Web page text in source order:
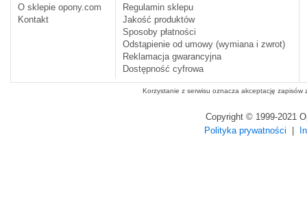
O sklepie opony.com
Kontakt
Regulamin sklepu
Jakość produktów
Sposoby płatności
Odstąpienie od umowy (wymiana i zwrot)
Reklamacja gwarancyjna
Dostępność cyfrowa
Korzystanie z serwisu oznacza akceptację zapisów
Copyright © 1999-2021
Polityka prywatności